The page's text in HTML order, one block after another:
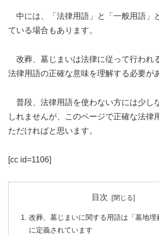
中には、「法律用語」と「一般用語」
ている場合もあります。
改葬、墓じまいは法律に従って行われ
法律用語の正確な意味を理解する必要が
普段、法律用語を使わない方には少し
しれませんが、このページで正確な法律
ただければと思います。
[cc id=1106]
目次
改葬、墓じまいに関する用語は「墓地埋
に定義されています